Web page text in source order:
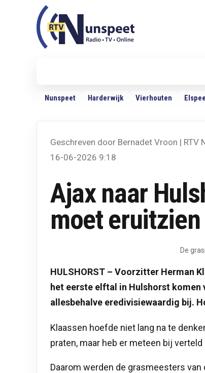
RTV Nunspeet
RTV Nunspeet
Nunspeet Harderwijk Vierhouten
Geschreven door Bernadet Vroon | RTV
16-06-2026 9:18
Ajax naar
moet
De
HULSHORST – Voorzitter Herman
het eerste elftal in Hulshorst komen
allesbehalve eredivisiewaardig bij.
Klaassen hoefde niet lang na te
praten, maar heb er meteen bij
Daarom werden de grasmeesters